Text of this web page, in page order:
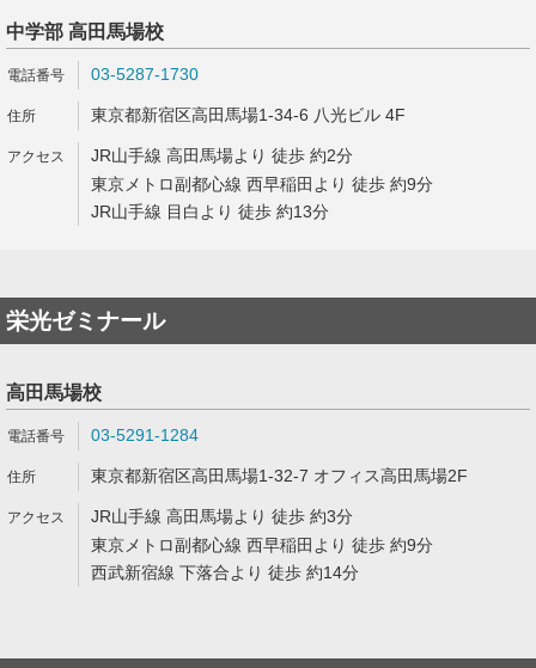
中学部 高田馬場校
03-5287-1730
東京都新宿区高田馬場1-34-6 八光ビル 4F
JR山手線 高田馬場より 徒歩 約2分
東京メトロ副都心線 西早稲田より 徒歩 約9分
JR山手線 目白より 徒歩 約13分
栄光ゼミナール
高田馬場校
03-5291-1284
東京都新宿区高田馬場1-32-7 オフィス高田馬場2F
JR山手線 高田馬場より 徒歩 約3分
東京メトロ副都心線 西早稲田より 徒歩 約9分
西武新宿線 下落合より 徒歩 約14分